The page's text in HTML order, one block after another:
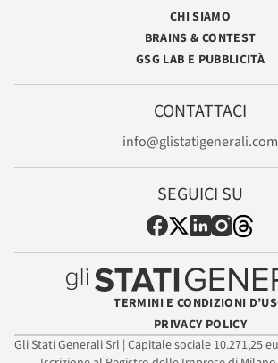
CHI SIAMO
BRAINS & CONTEST
GSG LAB E PUBBLICITÀ
CONTATTACI
info@glistatigenerali.com
SEGUICI SU
TERMINI E CONDIZIONI
PRIVACY POLICY
Gli Stati Generali Srl | Capitale sociale 10.271,25